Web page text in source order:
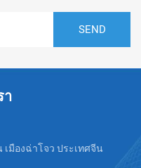
า
มืองฉ่าโจว ประเทศจีน